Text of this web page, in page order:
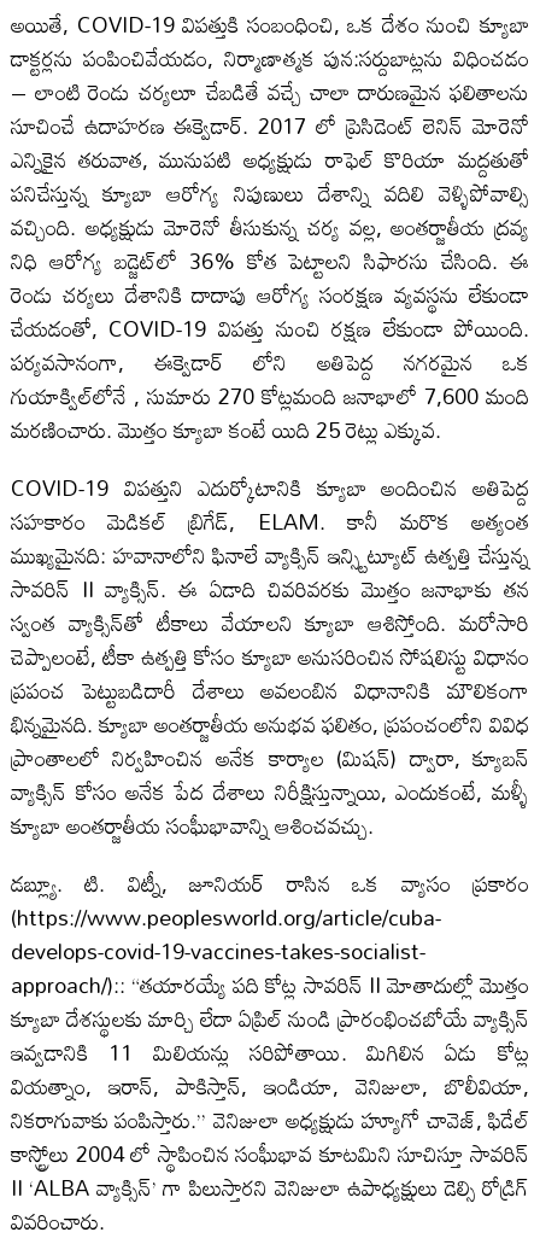
అయితే, COVID-19 విపత్తుకి సంబంధించి, ఒక దేశం నుంచి క్యూబా
డాక్టర్లను పంపించివేయడం, నిర్మాణాత్మక పున:సర్దుబాట్లను విధించడం
– లాంటి రెండు చర్యలూ చేబడితే వచ్చే చాలా దారుణమైన ఫలితాలను
సూచించే ఉదాహరణ ఈక్వెడార్. 2017 లో ప్రెసిడెంట్ లెనిన్ మోరెనో
ఎన్నికైన తరువాత, మునుపటి అధ్యక్షుడు రాఫెల్ కొరియా మద్దతుతో
పనిచేస్తున్న క్యూబా ఆరోగ్య నిపుణులు దేశాన్ని వదిలి వెళ్ళిపోవాల్సి
వచ్చింది. అధ్యక్షుడు మోరెనో తీసుకున్న చర్య వల్ల, అంతర్జాతీయ ద్రవ్య
నిధి ఆరోగ్య బడ్జెట్‌లో 36% కోత పెట్టాలని సిఫారసు చేసింది. ఈ
రెండు చర్యలు దేశానికి దాదాపు ఆరోగ్య సంరక్షణ వ్యవస్థను లేకుండా
చేయడంతో, COVID-19 విపత్తు నుంచి రక్షణ లేకుండా పోయింది.
పర్యవసానంగా, ఈక్వెడార్ లోని అతిపెద్ద నగరమైన ఒక
గుయాక్విల్‌లోనే , సుమారు 270 కోట్లమంది జనాభాలో 7,600 మంది
మరణించారు. మొత్తం క్యూబా కంటే యిది 25 రెట్లు ఎక్కువ.
COVID-19 విపత్తుని ఎదుర్కోటానికి క్యూబా అందించిన అతిపెద్ద
సహకారం మెడికల్ బ్రిగేడ్, ELAM. కానీ మరొక అత్యంత
ముఖ్యమైనది: హవానాలోని ఫినాలే వ్యాక్సిన్ ఇన్స్టిట్యూట్ ఉత్పత్తి చేస్తున్న
సావరిన్ II వ్యాక్సిన్. ఈ ఏడాది చివరివరకు మొత్తం జనాభాకు తన
స్వంత వ్యాక్సిన్‌తో టీకాలు వేయాలని క్యూబా ఆశిస్తోంది. మరోసారి
చెప్పాలంటే, టీకా ఉత్పత్తి కోసం క్యూబా అనుసరించిన సోషలిస్టు విధానం
ప్రపంచ పెట్టుబడిదారీ దేశాలు అవలంబిన విధానానికి మౌలికంగా
భిన్నమైనది. క్యూబా అంతర్జాతీయ అనుభవ ఫలితం, ప్రపంచంలోని వివిధ
ప్రాంతాలలో నిర్వహించిన అనేక కార్యాల (మిషన్) ద్వారా, క్యూబన్
వ్యాక్సిన్ కోసం అనేక పేద దేశాలు నిరీక్షిస్తున్నాయి, ఎందుకంటే, మళ్ళీ
క్యూబా అంతర్జాతీయ సంఘీభావాన్ని ఆశించవచ్చు.
డబ్ల్యూ. టి. విట్నీ, జూనియర్ రాసిన ఒక వ్యాసం ప్రకారం
(https://www.peoplesworld.org/article/cuba-
develops-covid-19-vaccines-takes-socialist-
approach/):: “తయారయ్యే పది కోట్ల సావరిన్ II మోతాదుల్లో మొత్తం
క్యూబా దేశస్థులకు మార్చి లేదా ఏప్రిల్ నుండి ప్రారంభించబోయే వ్యాక్సిన్
ఇవ్వడానికి 11 మిలియన్లు సరిపోతాయి. మిగిలిన ఏడు కోట్ల
వియత్నాం, ఇరాన్, పాకిస్తాన్, ఇండియా, వెనిజులా, బొలీవియా,
నికరాగువాకు పంపిస్తారు.” వెనిజులా అధ్యక్షుడు హ్యూగో చావెజ్, ఫిడేల్
కాస్ట్రోలు 2004 లో స్థాపించిన సంఘీభావ కూటమిని సూచిస్తూ సావరిన్
II ‘ALBA వ్యాక్సిన్’ గా పిలుస్తారని వెనిజులా ఉపాధ్యక్షులు డెల్సి రోడ్రిగ్
వివరించారు.